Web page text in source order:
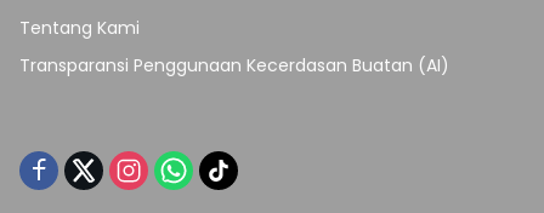
Tentang Kami
Transparansi Penggunaan Kecerdasan Buatan (AI)